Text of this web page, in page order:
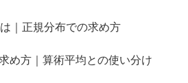
｜正規分布での求め方
め方｜算術平均との使い分け